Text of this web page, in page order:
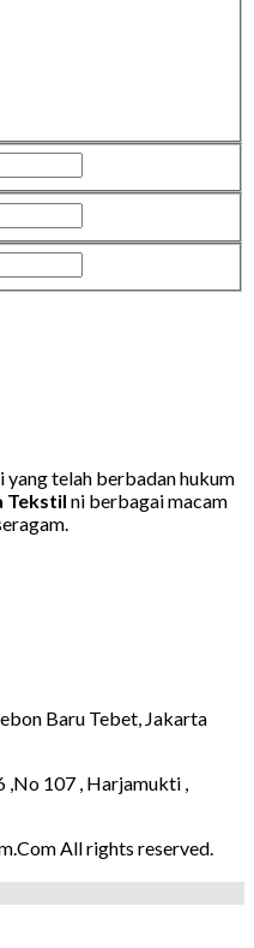
yang telah berbadan hukum
Tekstil ni berbagai macam
Baru Tebet, Jakarta
,No 107 , Harjamukti ,
All rights reserved.